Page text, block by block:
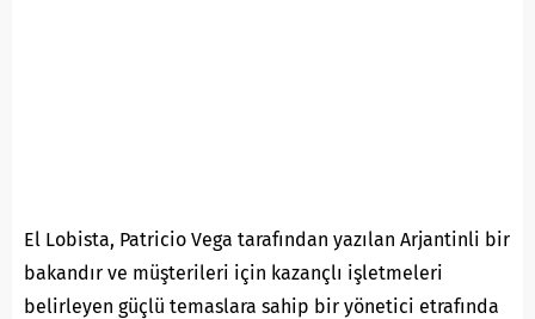
El Lobista, Patricio Vega tarafından yazılan Arjantinli bir
bakandır ve müşterileri için kazançlı işletmeleri
belirleyen güçlü temaslara sahip bir yönetici etrafında